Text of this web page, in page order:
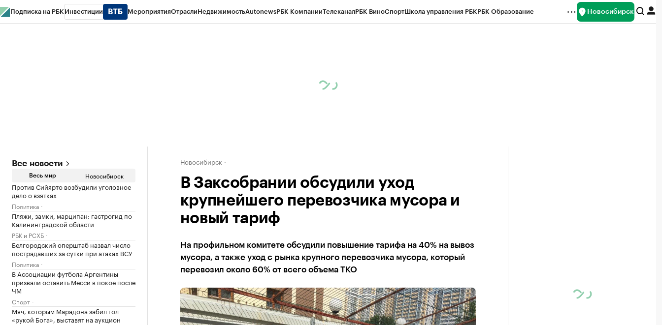
Подписка на РБК Инвестиции МероприятияОтраслиНедвижимостьAutonewsРБК КомпанииТелеканалРБК ВиноСпортШкола управления РБКРБК Образование Новосибирск
Все новости
Весь мир Новосибирск
Против Сийярто возбудили уголовное
дело о взятках
Политика
Пляжи, замки, марципан: гастрогид по
Калининградской области
РБК и РСХБ
Белгородский оперштаб назвал число
пострадавших за сутки при атаках ВСУ
Политика
В Ассоциации футбола Аргентины
призвали оставить Месси в покое после
ЧМ
Спорт
Мяч, которым Марадона забил гол
«рукой Бога», выставят на аукцион
Новосибирск
В Заксобрании обсудили уход
крупнейшего перевозчика мусора и
новый тариф
На профильном комитете обсудили повышение тарифа на 40% на вывоз
мусора, а также уход с рынка крупного перевозчика мусора, который
перевозил около 60% от всего объема ТКО